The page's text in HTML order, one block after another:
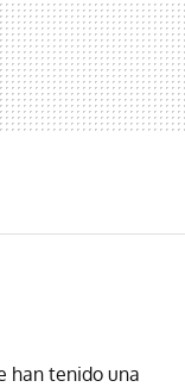
han tenido una